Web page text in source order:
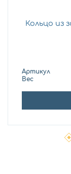
Кольцо из
Артикул
Вес